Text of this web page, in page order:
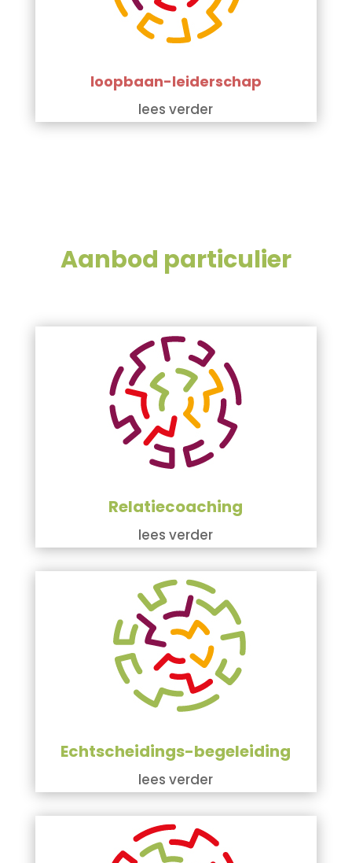
loopbaan-leiderschap
lees verder
Aanbod particulier
Relatiecoaching
lees verder
Echtscheidings-begeleiding
lees verder